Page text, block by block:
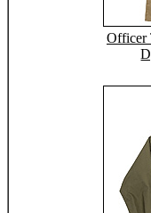
Officer